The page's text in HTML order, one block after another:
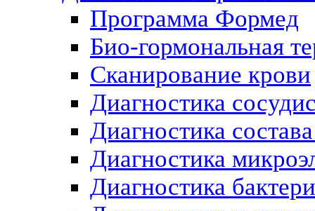
Программа Формед
Био-гормональная
Сканирование крови
Диагностика
Диагностика
Диагностика
Диагностика